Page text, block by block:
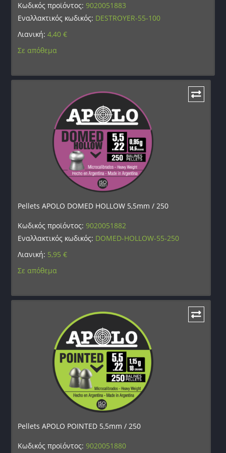
Κωδικός προϊόντος:9020051883
Εναλλακτικός κωδικός: DESTROYER-55-100
Λιανική:4,40€
Σε απόθεμα
Pellets APOLO DOMED HOLLOW 5,5mm / 250
Κωδικός προϊόντος:9020051882
Εναλλακτικός κωδικός: DOMED-HOLLOW-55-250
Λιανική: 5,95€
Σε απόθεμα
Pellets APOLO POINTED 5,5mm / 250
Κωδικός προϊόντος:9020051880